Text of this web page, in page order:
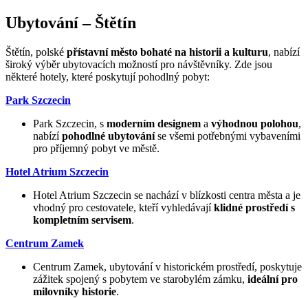
Ubytování – Štětín
Štětín, polské přístavní město bohaté na historii a kulturu, nabízí
široký výběr ubytovacích možností pro návštěvníky. Zde jsou
některé hotely, které poskytují pohodlný pobyt:
Park Szczecin
Park Szczecin, s moderním designem a výhodnou polohou,
nabízípohodlné ubytováníse všemi potřebnými vybaveními
pro příjemný pobyt ve městě.
Hotel Atrium Szczecin
Hotel Atrium Szczecin se nachází v blízkosti centra města a je
vhodný pro cestovatele, kteří vyhledávajíklidné prostředí s
kompletním servisem.
Centrum Zamek
Centrum Zamek, ubytování v historickém prostředí, poskytuje
zážitek spojený s pobytem ve starobylém zámku, ideální pro
milovníky historie.